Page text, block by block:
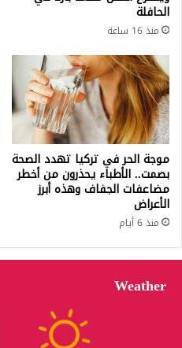
الحافلة
منذ 16 ساعة
موجة الحر في تركيا تهدد الصحة
بصمت.. الأطباء يحذرون من أخطر
مضاعفات الجفاف وهذه أبرز
الأعراض
منذ 6 أيام
Weather